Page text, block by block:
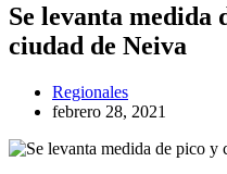
Se levanta medida
ciudad de Neiva
Regionales
febrero 28, 2021